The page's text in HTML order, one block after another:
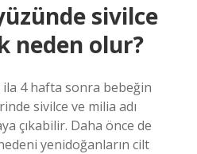
sivilce
neden olur?
4 hafta sonra bebeğin
sivilce ve milia adı
çıkabilir. Daha önce de
yenidoğanların cilt